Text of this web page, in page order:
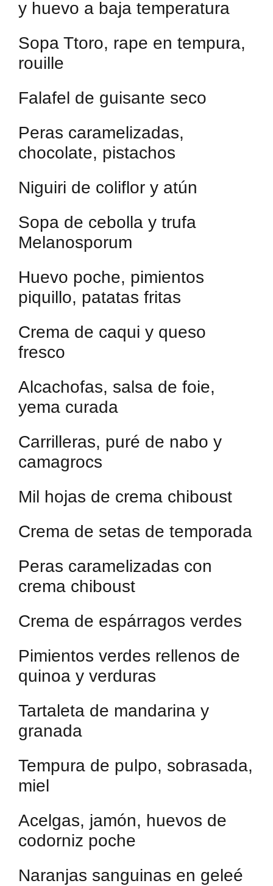
y huevo a baja temperatura
Sopa Ttoro, rape en tempura,
rouille
Falafel de guisante seco
Peras caramelizadas,
chocolate, pistachos
Niguiri de coliflor y atún
Sopa de cebolla y trufa
Melanosporum
Huevo poche, pimientos
piquillo, patatas fritas
Crema de caqui y queso
fresco
Alcachofas, salsa de foie,
yema curada
Carrilleras, puré de nabo y
camagrocs
Mil hojas de crema chiboust
Crema de setas de temporada
Peras caramelizadas con
crema chiboust
Crema de espárragos verdes
Pimientos verdes rellenos de
quinoa y verduras
Tartaleta de mandarina y
granada
Tempura de pulpo, sobrasada,
miel
Acelgas, jamón, huevos de
codorniz poche
Naranjas sanguinas en geleé